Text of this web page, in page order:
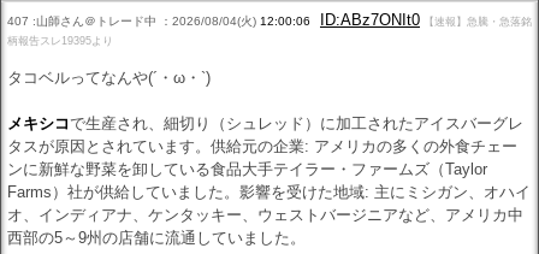
407 :山師さん＠トレード中 ：2026/08/04(火) 12:00:06 ID:ABz7ONIt0
【速報】急騰・急落銘
柄報告スレ19395より
タコベルってなんや(´・ω・`)
メキシコで生産され、細切り（シュレッド）に加工されたアイスバーグレ
タスが原因とされています。供給元の企業: アメリカの多くの外食チェー
ンに新鮮な野菜を卸している食品大手テイラー・ファームズ（Taylor
Farms）社が供給していました。影響を受けた地域: 主にミシガン、オハイ
オ、インディアナ、ケンタッキー、ウェストバージニアなど、アメリカ中
西部の5～9州の店舗に流通していました。